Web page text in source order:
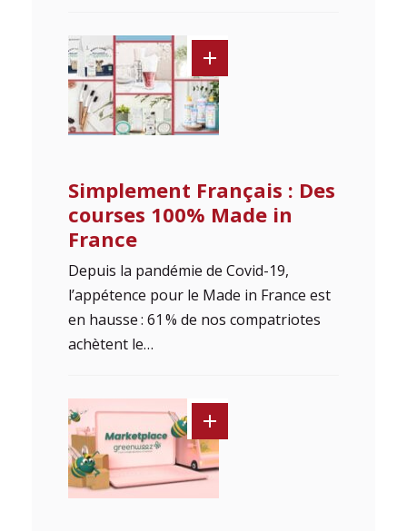
Simplement Français : Des
courses 100% Made in
France
Depuis la pandémie de Covid-19,
l’appétence pour le Made in France est
en hausse : 61 % de nos compatriotes
achètent le…